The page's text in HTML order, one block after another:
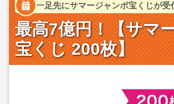
一足先にサマージャンボ宝くじが受
最高7億円！【サマ
宝くじ 200枚】